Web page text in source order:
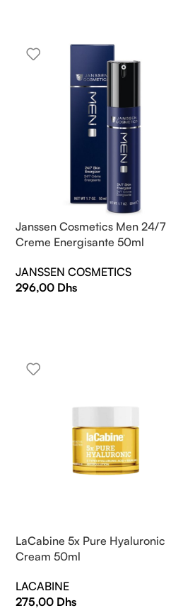
Janssen Cosmetics Men 24/7
Creme Energisante 50ml
JANSSEN COSMETICS
296,00 Dhs
LaCabine 5x Pure Hyaluronic
Cream 50ml
LACABINE
275,00 Dhs